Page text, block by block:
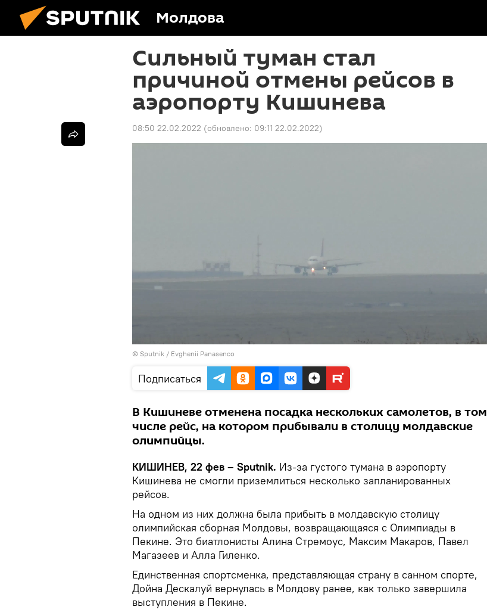
Молдова
Сильный туман стал
причиной отмены рейсов в
аэропорту Кишинева
08:50 22.02.2022 (обновлено: 09:11 22.02.2022)
© Sputnik / Evghenii Panasenco
Подписаться
В Кишиневе отменена посадка нескольких самолетов, в том
числе рейс, на котором прибывали в столицу молдавские
олимпийцы.
КИШИНЕВ, 22 фев – Sputnik. Из-за густого тумана в аэропорту
Кишинева не смогли приземлиться несколько запланированных
рейсов.
На одном из них должна была прибыть в молдавскую столицу
олимпийская сборная Молдовы, возвращающаяся с Олимпиады в
Пекине. Это биатлонисты Алина Стремоус, Максим Макаров, Павел
Магазеев и Алла Гиленко.
Единственная спортсменка, представляющая страну в санном спорте,
Дойна Дескалуй вернулась в Молдову ранее, как только завершила
выступления в Пекине.